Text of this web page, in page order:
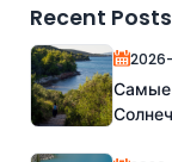
Recent Posts
Самые